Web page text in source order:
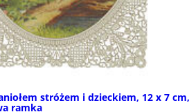
stróżem i dzieckiem, 12 x 7 cm,
ramka